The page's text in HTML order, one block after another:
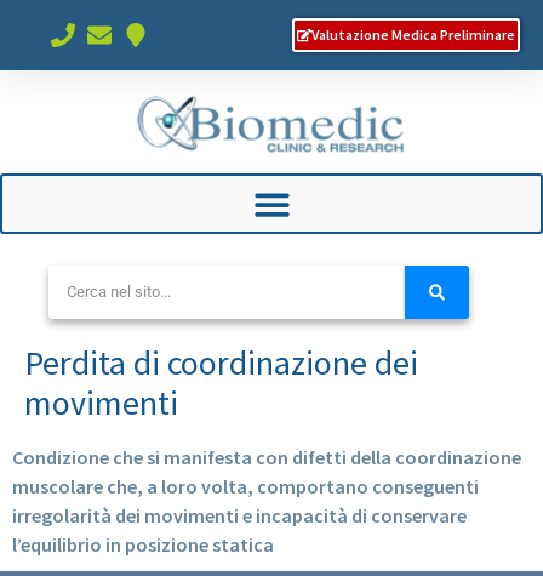
Valutazione Medica Preliminare
Perdita di coordinazione dei
movimenti
Condizione che si manifesta con difetti della coordinazione
muscolare che, a loro volta, comportano conseguenti
irregolarità dei movimenti e incapacità di conservare
l’equilibrio in posizione statica